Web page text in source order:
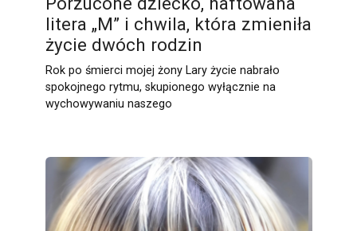
litera „M” i chwila, która zmieniła
życie dwóch rodzin
Rok po śmierci mojej żony Lary życie nabrało
spokojnego rytmu, skupionego wyłącznie na
wychowywaniu naszego